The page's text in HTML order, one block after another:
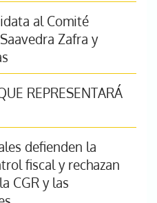
al Comité
Zafra y
REPRESENTARÁ
defienden la
fiscal y rechazan
CGR y las